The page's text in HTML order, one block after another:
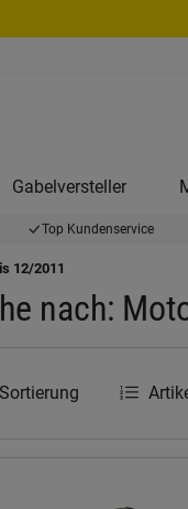
Gabelversteller
Top Kundenservice
12/2011
nach:
Sortierung